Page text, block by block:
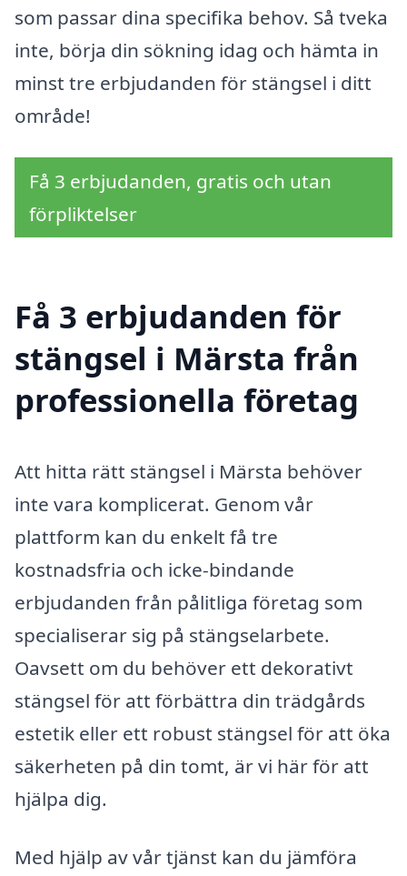
som passar dina specifika behov. Så tveka
inte, börja din sökning idag och hämta in
minst tre erbjudanden för stängsel i ditt
område!
Få 3 erbjudanden, gratis och utan
förpliktelser
Få 3 erbjudanden för
stängsel i Märsta från
professionella företag
Att hitta rätt stängsel i Märsta behöver
inte vara komplicerat. Genom vår
plattform kan du enkelt få tre
kostnadsfria och icke-bindande
erbjudanden från pålitliga företag som
specialiserar sig på stängselarbete.
Oavsett om du behöver ett dekorativt
stängsel för att förbättra din trädgårds
estetik eller ett robust stängsel för att öka
säkerheten på din tomt, är vi här för att
hjälpa dig.
Med hjälp av vår tjänst kan du jämföra